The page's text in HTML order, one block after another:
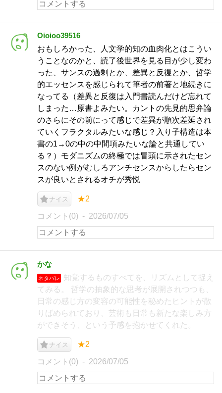
Oioioo39516
おもしろかった、人文学的知の血肉化とはこうい
うことなのかと、読了後世界を見る目が少し変わ
った、サンスの過剰とか、差異と反復とか、哲学
的エッセンスを感じられて筆者の前著と地続きに
なってる（差異と反復は入門書読んだけど忘れて
しまった…原書よみたい。カントの先見的思弁論
のさらにその前にって感じで差異が順次差延され
ていくフラクタルみたいな感じ？入り子構造は本
書の1→0の中の中間項みたいな論と共通してい
る？）モダニズムの終極では冒頭に示されたセン
スのない例がむしろアンチセンスからしたらセン
スが良いとされるオチが秀悦
ナイス ★2
コメント(0) 2026/07/05
かな
ネタバレ
知覚するものすべてを、リズムとして捉え
てみる。 哲学の抽象的な思考が展開されつつも、
日常の感じ方の変容の可能性を秘めたヒントが散
りばめられており、芸術も日常も新たな楽しみ方
ができそう、という予感を抱かせてくれた。
ナイス ★2
コメント(0) 2026/07/05